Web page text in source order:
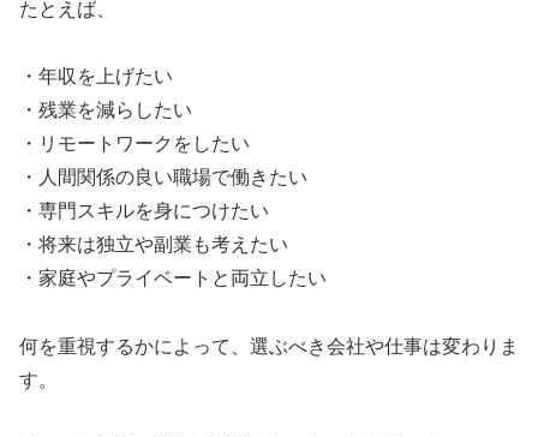
たとえば、
・年収を上げたい
・残業を減らしたい
・リモートワークをしたい
・人間関係の良い職場で働きたい
・専門スキルを身につけたい
・将来は独立や副業も考えたい
・家庭やプライベートと両立したい
何を重視するかによって、選ぶべき会社や仕事は変わりま
す。